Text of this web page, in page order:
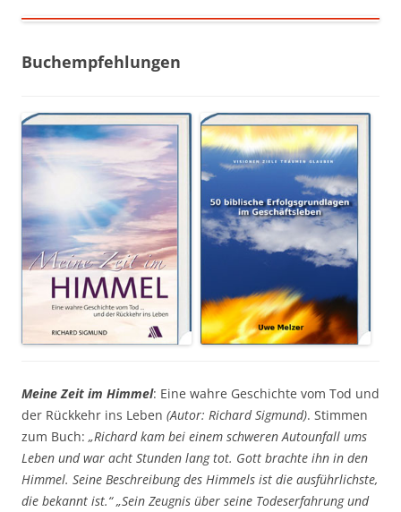
Buchempfehlungen
Meine Zeit im Himmel: Eine wahre Geschichte vom Tod und
der Rückkehr ins Leben (Autor: Richard Sigmund). Stimmen
zum Buch: „Richard kam bei einem schweren Autounfall ums
Leben und war acht Stunden lang tot. Gott brachte ihn in den
Himmel. Seine Beschreibung des Himmels ist die ausführlichste,
die bekannt ist.“ „Sein Zeugnis über seine Todeserfahrung und